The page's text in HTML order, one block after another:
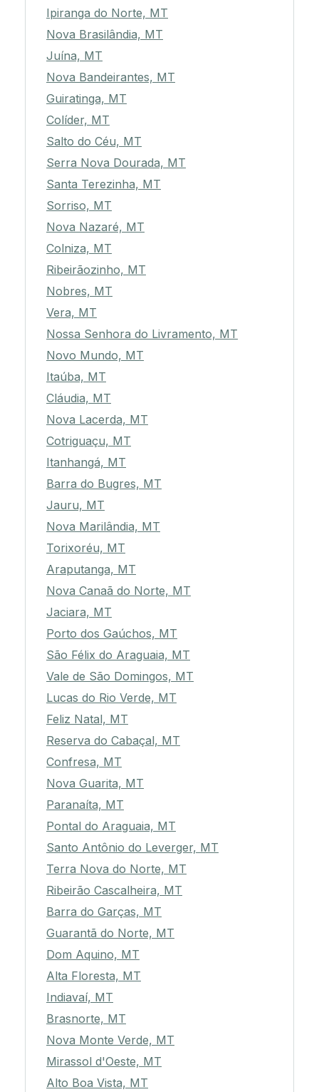
Ipiranga do Norte, MT
Nova Brasilândia, MT
Juína, MT
Nova Bandeirantes, MT
Guiratinga, MT
Colíder, MT
Salto do Céu, MT
Serra Nova Dourada, MT
Santa Terezinha, MT
Sorriso, MT
Nova Nazaré, MT
Colniza, MT
Ribeirãozinho, MT
Nobres, MT
Vera, MT
Nossa Senhora do Livramento, MT
Novo Mundo, MT
Itaúba, MT
Cláudia, MT
Nova Lacerda, MT
Cotriguaçu, MT
Itanhangá, MT
Barra do Bugres, MT
Jauru, MT
Nova Marilândia, MT
Torixoréu, MT
Araputanga, MT
Nova Canaã do Norte, MT
Jaciara, MT
Porto dos Gaúchos, MT
São Félix do Araguaia, MT
Vale de São Domingos, MT
Lucas do Rio Verde, MT
Feliz Natal, MT
Reserva do Cabaçal, MT
Confresa, MT
Nova Guarita, MT
Paranaíta, MT
Pontal do Araguaia, MT
Santo Antônio do Leverger, MT
Terra Nova do Norte, MT
Ribeirão Cascalheira, MT
Barra do Garças, MT
Guarantã do Norte, MT
Dom Aquino, MT
Alta Floresta, MT
Indiavaí, MT
Brasnorte, MT
Nova Monte Verde, MT
Mirassol d'Oeste, MT
Alto Boa Vista, MT